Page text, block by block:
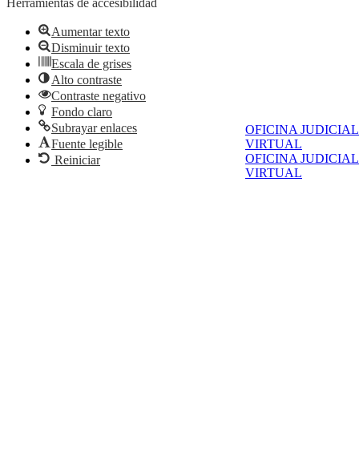
OFICINA JUDICIAL
VIRTUAL
OFICINA JUDICIAL
VIRTUAL
Aumentar texto
Disminuir texto
Escala de grises
Alto contraste
Contraste negativo
Fondo claro
Subrayar enlaces
Fuente legible
Reiniciar